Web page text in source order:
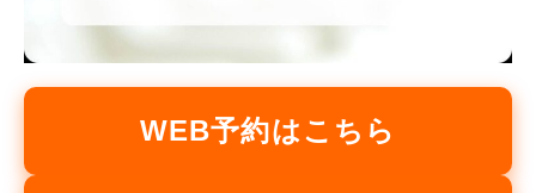
WEB予約はこちら